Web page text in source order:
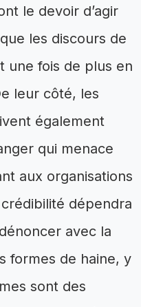
le devoir d’agir
les discours de
une fois de plus en
leur côté, les
également
qui menace
aux organisations
dépendra
avec la
formes de haine, y
sont des